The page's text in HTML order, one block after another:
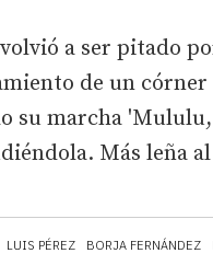
LUIS PÉREZ BORJA FERNÁNDEZ
a ser pitado
de un
su marcha
Más leña